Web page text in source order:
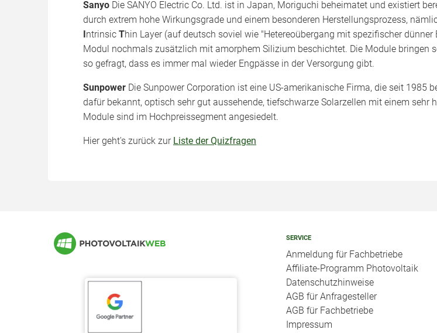
Sanyo Die SANYO Electric Co. Ltd. ist in Japan, Moriguchi beheimatet und existiert
durch extrem hohe Wirkungsgrade und einem besonderen Herstellungsprozess,
Intrinsic Thin Layer (auf deutsch soviel wie "Hetereoübergang mit spezifischer
Modul nochmals zusätzlich mit amorphem Silizium beschichtet. Die Module bringen
so gefragt, dass es immer mal wieder Engpässe in der Versorgung gibt.
Sunpower Die Sunpower Corporation ist eine US-amerikanische Firma, die seit 1985
dafür bekannt, optisch sehr gut aussehende, tiefschwarze Solarzellen mit einem sehr
Module sind im Hochpreissegment angesiedelt.
Hier geht's zurück zur Liste der Quizfragen
SERVICE
Anmeldung für Fachbetriebe
Affiliate-Programm Photovoltaik
Datenschutzhinweise
AGB für Anfragesteller
AGB für Fachbetriebe
Impressum